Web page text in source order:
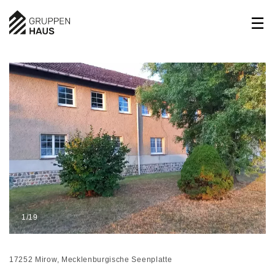
1/19
17252 Mirow, Mecklenburgische Seenplatte